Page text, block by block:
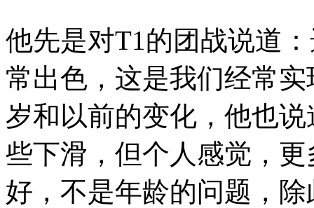
他先是对T1的团战说道
常出色，这是我们经常
岁和以前的变化，他也
些下滑，但个人感觉，
好，不是年龄的问题，